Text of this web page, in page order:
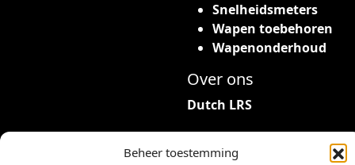
Beheer toestemming
Snelheidsmeters
Wapen toebehoren
Wapenonderhoud
Over ons
Dutch LRS
Adres: Hambeukerboord
35